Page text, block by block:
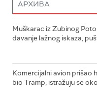
Muškarac iz Zubinog
davanje lažnog iskaza,
Komercijalni avion prišao
bio Tramp, istražuju se